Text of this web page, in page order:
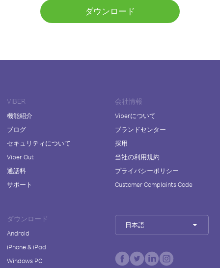
ダウンロード
VIBER
機能紹介
ブログ
セキュリティについて
Viber Out
通話料
サポート
会社情報
Viberについて
ブランドセンター
採用
当社の利用規約
プライバシーポリシー
Customer Complaints Code
ダウンロード
Android
iPhone & iPad
Windows PC
日本語